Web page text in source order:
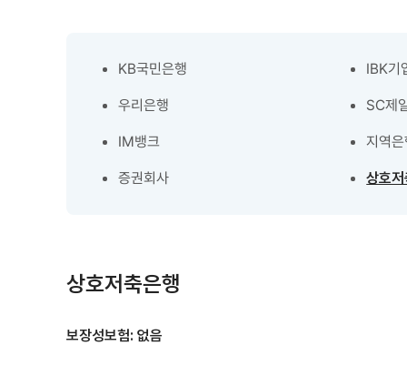
KB국민은행 IBK기
우리은행 SC제
IM뱅크 지역
증권회사 상호
상호저축은행
보장성보험: 없음